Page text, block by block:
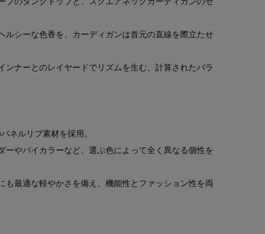
ルシーな色香を、カーディガンは首元の直線を際立たせ
ンナーとのレイヤードでリズムを生む、計算されたバラ
ネルリブ素材を採用。
ーやバイカラーなど、選ぶ色によって全く異なる個性を
も最適な軽やかさを備え、機能性とファッション性を両